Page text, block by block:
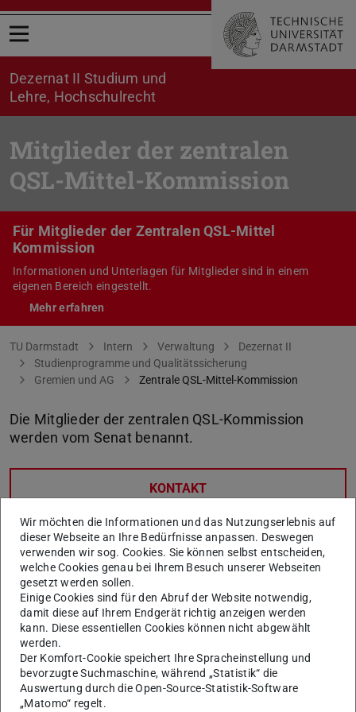
Menü öffnen
Dezernat II Studium und
Lehre, Hochschulrecht
Mitglieder der zentralen
QSL-Mittel-Kommission
Für Mitglieder der Zentralen QSL-Mittel
Kommission
Informationen und Unterlagen für Mitglieder sind in einem
eigenen Bereich eingestellt.
Mehr erfahren
Sie befinden sich hier:
TU Darmstadt Intern Verwaltung
Dezernat II
Studienprogramme und Qualitätssicherung
Gremien und AG
Zentrale QSL-Mittel-Kommission
Die Mitglieder der zentralen QSL-Kommission
werden vom Senat benannt.
KONTAKT
Vorsitz
Vizepräsident für Studium und Lehre, Prof. Dr.
Heribert Warzecha
Professor:innen
Prof. Dr. Ulrich Kohlenbach,FB 04
Prof. Dr.-Ing. Christian Hochberger
Wissenschaftliche Mitarbeiter:innen
Dr. Volker Schmidts,FB 07
Wir möchten die Informationen und das Nutzungserlebnis auf
dieser Webseite an Ihre Bedürfnisse anpassen. Deswegen
verwenden wir sog. Cookies. Sie können selbst entscheiden,
welche Cookies genau bei Ihrem Besuch unserer Webseiten
gesetzt werden sollen.
Einige Cookies sind für den Abruf der Website notwendig,
damit diese auf Ihrem Endgerät richtig anzeigen werden
kann. Diese essentiellen Cookies können nicht abgewählt
werden.
Der Komfort-Cookie speichert Ihre Spracheinstellung und
bevorzugte Suchmaschine, während „Statistik“ die
Auswertung durch die Open-Source-Statistik-Software
„Matomo“ regelt.